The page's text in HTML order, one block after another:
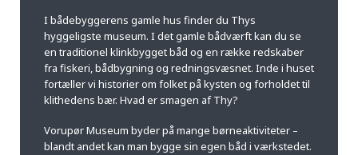
I bådebyggerens gamle hus finder du Thys
hyggeligste museum. I det gamle bådværft kan du se
en traditionel klinkbygget båd og en række redskaber
fra fiskeri, bådbygning og redningsvæsnet. Inde i huset
fortæller vi historier om folket på kysten og forholdet til
klithedens bær. Hvad er smagen af Thy?
Vorupør Museum byder på mange børneaktiviteter –
blandt andet kan man bygge sin egen båd i værkstedet.